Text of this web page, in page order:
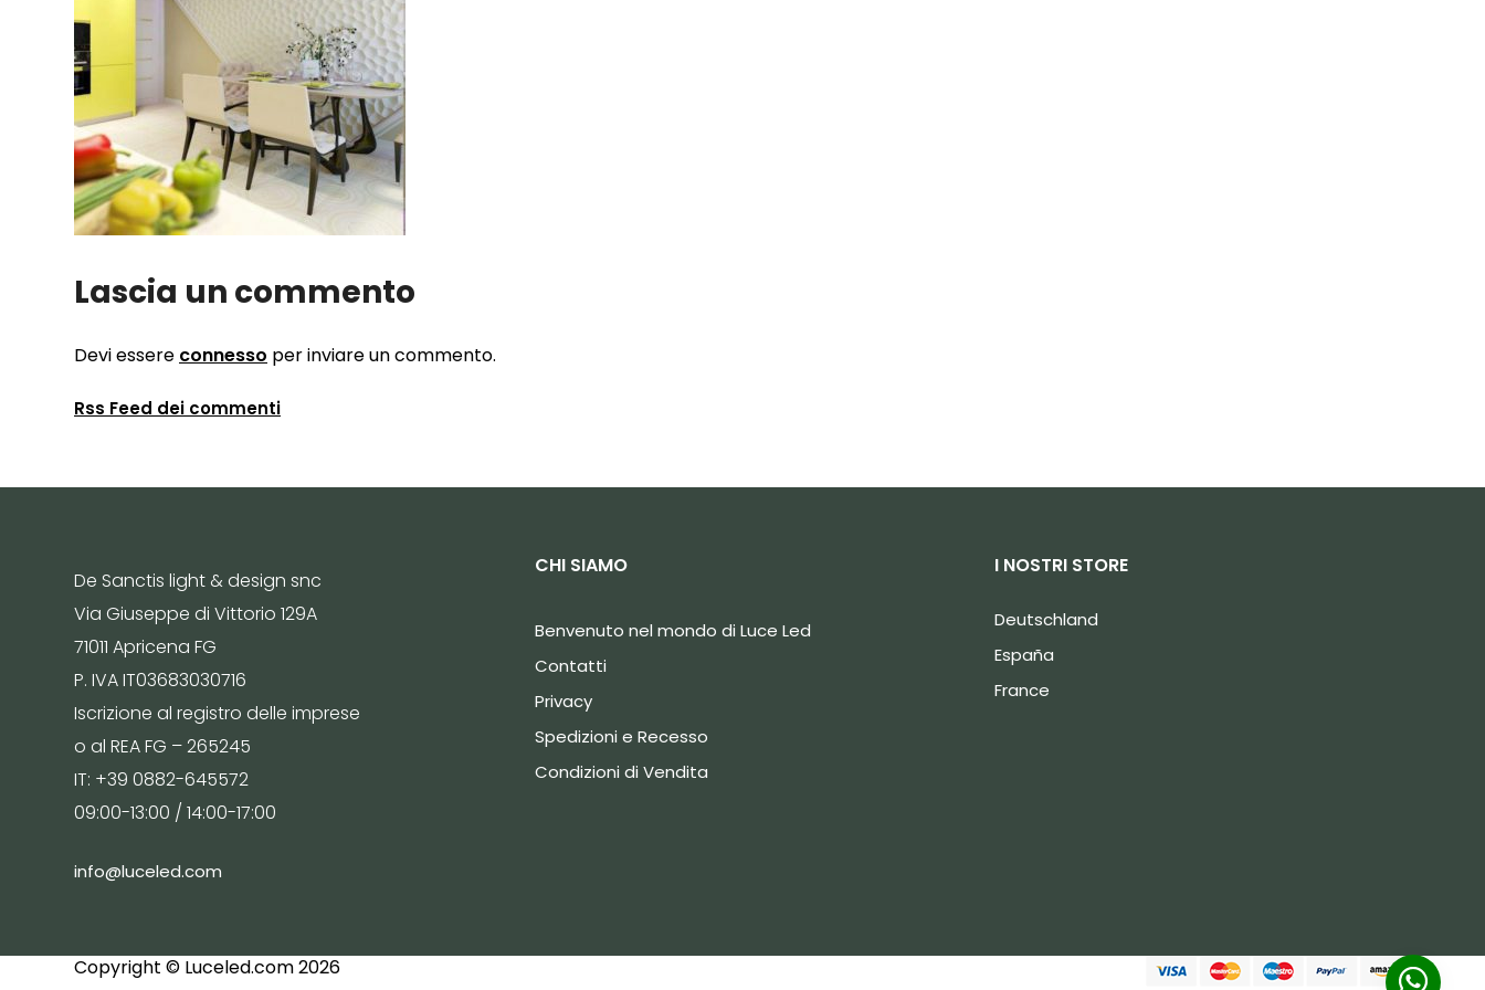
Lascia un commento
Devi essere connesso per inviare un commento.
Rss Feed dei commenti
De Sanctis light & design snc
Via Giuseppe di Vittorio 129A
71011 Apricena FG
P. IVA IT03683030716
Iscrizione al registro delle imprese
o al REA FG – 265245
IT: +39 0882-645572
09:00-13:00 / 14:00-17:00
info@luceled.com
CHI SIAMO
Benvenuto nel mondo di Luce Led
Contatti
Privacy
Spedizioni e Recesso
Condizioni di Vendita
I NOSTRI STORE
Deutschland
España
France
Copyright © Luceled.com 2026